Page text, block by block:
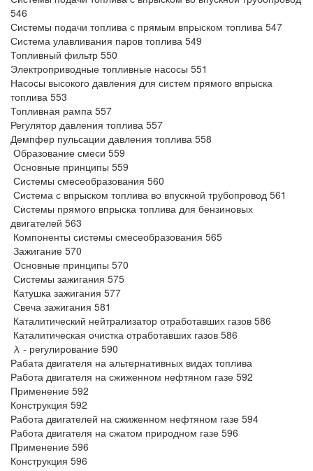
546
Системы подачи топлива с прямым впрыском топлива 547
Система улавливания паров топлива 549
Топливный фильтр 550
Электроприводные топливные насосы 551
Насосы высокого давления для систем прямого впрыска
топлива 553
Топливная рампа 557
Регулятор давления топлива 557
Демпфер пульсации давления топлива 558
Образование смеси 559
Основные принципы 559
Системы смесеобразования 560
Система с впрыском топлива во впускной трубопровод 561
Системы прямого впрыска топлива для бензиновых
двигателей 563
Компоненты системы смесеобразования 565
Зажигание 570
Основные принципы 570
Системы зажигания 575
Катушка зажигания 577
Свеча зажигания 581
Каталитический нейтрализатор отработавших газов 586
Каталитическая очистка отработавших газов 586
λ - регулирование 590
Рабата двигателя на альтернативных видах топлива
Работа двигателя на сжиженном нефтяном газе 592
Применение 592
Конструкция 592
Работа двигателей на сжиженном нефтяном газе 594
Работа двигателя на сжатом природном газе 596
Применение 596
Конструкция 596